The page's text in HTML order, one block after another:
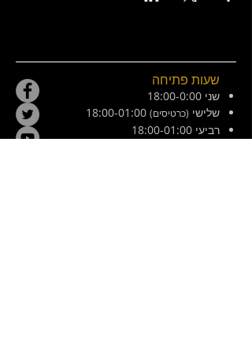
שעות פתיחה
שני 18:00-0:00
שלישי (כרטיסים)
רביעי 18:00-01:00